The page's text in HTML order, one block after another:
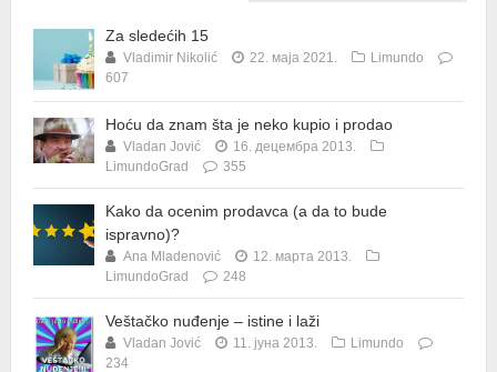
Za sledećih 15
Vladimir Nikolić 22. маја 2021.
Limundo
607
Hoću da znam šta je neko kupio i prodao
Vladan Jović
16. децембра 2013.
LimundoGrad
355
Kako da ocenim prodavca (a da to bude
ispravno)?
Ana Mladenović
12. марта 2013.
LimundoGrad
248
Veštačko nuđenje – istine i laži
Vladan Jović 11. јуна 2013.
Limundo
234